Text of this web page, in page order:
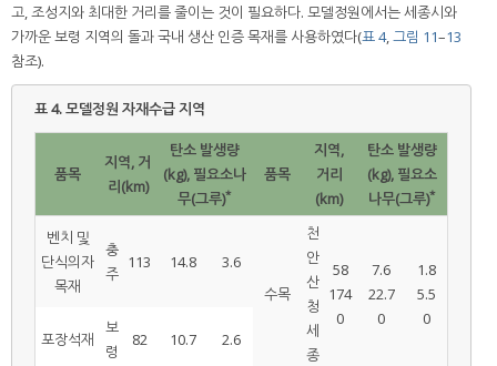
고, 조성지와 최대한 거리를 줄이는 것이 필요하다. 모델정원에서는 세종시와
가까운 보령 지역의 돌과 국내 생산 인증 목재를 사용하였다(표 4, 그림 11–13
참조).
표 4.모델정원 자재수급 지역
품목
지역, 거
리(km)
탄소 발생량
(kg), 필요소나
무(그루)*
품목
지역,
거리
(km)
탄소 발생량
(kg), 필요소
나무(그루)*
벤치 및
단식의자
목재
충
주
113 14.8
3.6
수목
천
안
산
청
세
종
58
174
0
7.6
22.7
0
1.8
5.5
0
포장석재
보
령
82 10.7 2.6